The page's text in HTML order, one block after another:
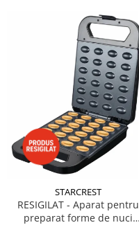
STARCREST
RESIGILAT - Aparat pentru
preparat forme de nuci